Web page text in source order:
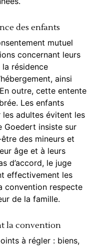
des enfants
mutuel
concernant leurs
résidence
ainsi
outre, cette entente
Les enfants
les adultes évitent les
Goedert insiste sur
des mineurs et
âge et à leurs
d’accord, le juge
effectivement les
convention respecte
de la famille.
la convention
à régler : biens,